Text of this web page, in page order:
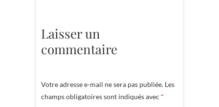
Laisser un
commentaire
Votre adresse e-mail ne sera pas publiée. Les
champs obligatoires sont indiqués avec *